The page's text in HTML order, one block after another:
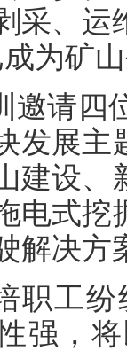
采、
为矿
邀请四
发展主
建设、
电式挖
解决方
职工
强，